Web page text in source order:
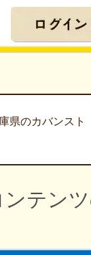
県のカバンスト
テン